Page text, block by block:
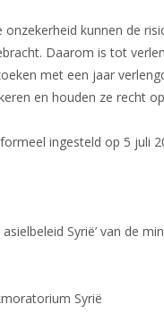
kunnen de
Daarom is tot
met een jaar
en houden ze recht
ingesteld op 5 juli
Syrië’ van de
Syrië